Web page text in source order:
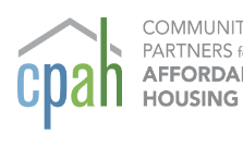
contenido